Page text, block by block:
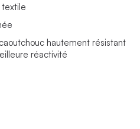
textile
hautement résistant
réactivité